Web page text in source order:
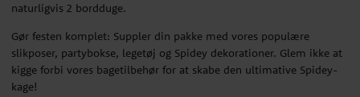
naturligvis 2 bordduge.
Gør festen komplet: Suppler din pakke med vores populære
slikposer, partybokse, legetøj og Spidey dekorationer. Glem ikke at
kigge forbi vores bagetilbehør for at skabe den ultimative Spidey-
kage!